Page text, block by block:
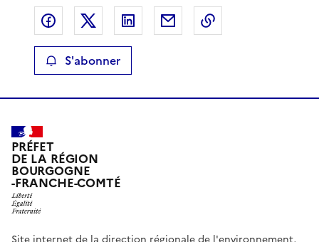
Partager sur Facebook
Partager sur XPartager sur LinkedIn
Partager par email
S'abonner
PRÉFET
DE LA RÉGION
BOURGOGNE
-FRANCHE-COMTÉ